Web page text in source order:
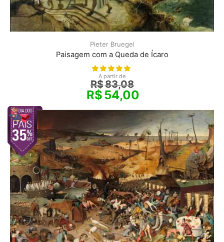
Pieter Bruegel
Paisagem com a Queda de Ícaro
A partir de
R$83,08
R$54,00